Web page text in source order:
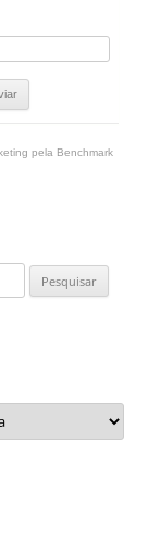
pela Benchmark